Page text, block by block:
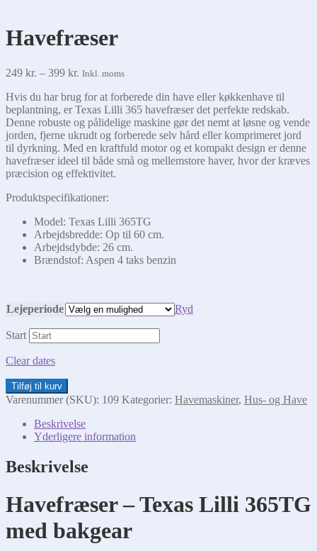
Havefræser
249 kr. – 399 kr. Prisinterval:
til
399 kr.
Inkl. moms
Hvis du har brug for at forberede din have eller køkkenhave til
beplantning, er Texas Lilli 365 havefræser det perfekte redskab.
Denne robuste og pålidelige maskine gør det nemt at løsne og vende
jorden, fjerne ukrudt og forberede selv hård eller komprimeret jord
til dyrkning. Med en kraftfuld motor og et kompakt design er denne
havefræser ideel til både små og mellemstore haver, hvor der kræves
præcision og effektivitet.
Produktspecifikationer:
Model: Texas Lilli 365TG
Arbejdsbredde: Op til 60 cm.
Arbejdsdybde: 26 cm.
Brændstof: Aspen 4 taks benzin
Lejeperiode Ryd
Start
Clear dates
Havefræser
antal
Tilføj til kurv
Varenummer (SKU): 109 Kategorier: Havemaskiner, Hus- og Have
Beskrivelse
Yderligere information
Beskrivelse
Havefræser – Texas Lilli 365TG
med bakgear